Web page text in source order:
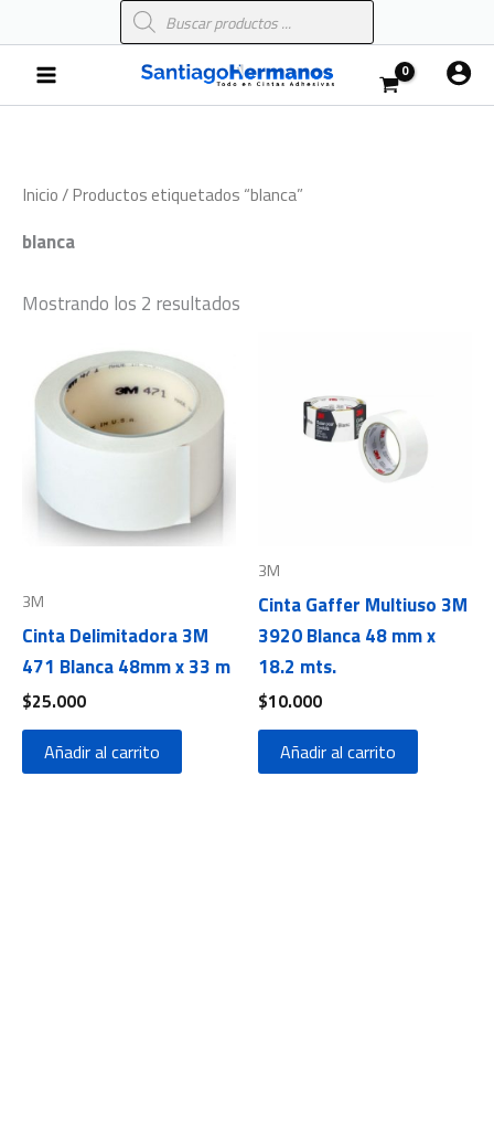
al
contenido
Búsqueda
de
Main
Menu
Inicio/ Productos etiquetados “blanca”
blanca
Mostrando los 2 resultados
3M
Cinta Delimitadora 3M
471 Blanca 48mm x 33 m
$25.000
Añadir al carrito
3M
Cinta Gaffer Multiuso 3M
3920 Blanca 48 mm x
18.2 mts.
$10.000
Añadir al carrito